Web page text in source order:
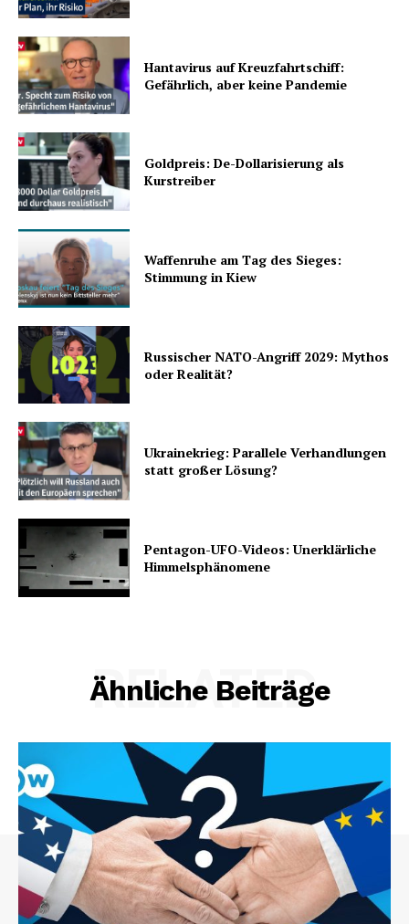
Hantavirus auf Kreuzfahrtschiff:
Gefährlich, aber keine Pandemie
Goldpreis: De-Dollarisierung als
Kurstreiber
Waffenruhe am Tag des Sieges:
Stimmung in Kiew
Russischer NATO-Angriff 2029: Mythos
oder Realität?
Ukrainekrieg: Parallele Verhandlungen
statt großer Lösung?
Pentagon-UFO-Videos: Unerklärliche
Himmelsphänomene
Ähnliche Beiträge
RELATED